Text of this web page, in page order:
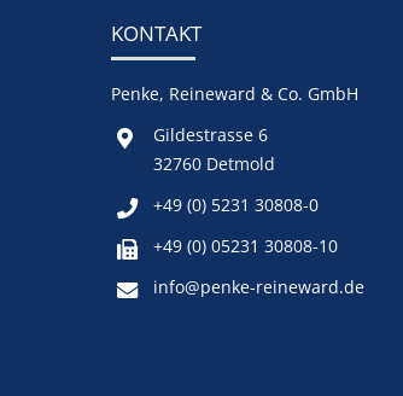
KONTAKT
Penke, Reineward & Co. GmbH
Gildestrasse 6
32760 Detmold
+49 (0) 5231 30808-0
+49 (0) 05231 30808-10
info@penke-reineward.de